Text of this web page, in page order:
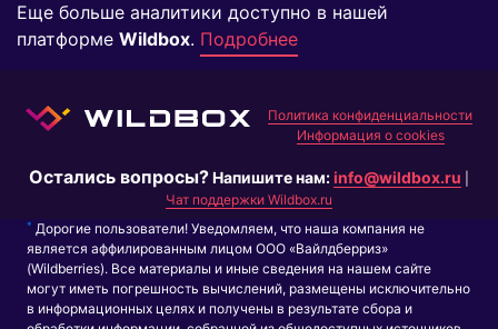
Еще больше аналитики доступно в нашей
платформе Wildbox. Подробнее
Политика конфиденциальности
Информация о cookies
Остались вопросы?Напишите нам:info@wildbox.ru
Чат поддержки Wildbox.ru
* Дорогие пользователи! Уведомляем, что наша компания не
является аффилированным лицом ООО «Вайлдберриз»
(Wildberries). Все материалы и иные сведения на нашем сайте
могут иметь погрешность вычислений, размещены исключительно
в информационных целях и получены в результате сбора и